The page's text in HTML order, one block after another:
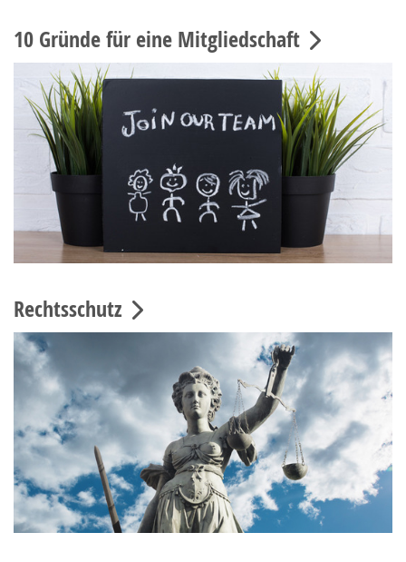
10 Gründe für eine Mitgliedschaft
Rechtsschutz